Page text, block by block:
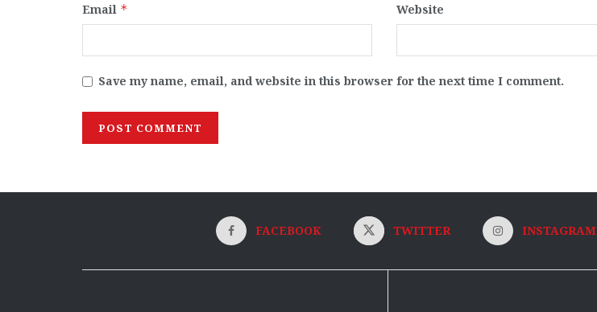
Email * Website
Save my name, email, and website in this browser for the next time I comment.
FACEBOOK TWITTER INSTAGRAM